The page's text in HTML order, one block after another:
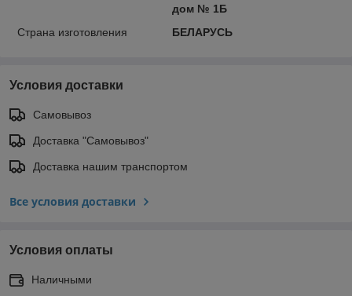
дом № 1Б
Страна изготовления
БЕЛАРУСЬ
Условия доставки
Самовывоз
Доставка "Самовывоз"
Доставка нашим транспортом
Все условия доставки
Условия оплаты
Наличными